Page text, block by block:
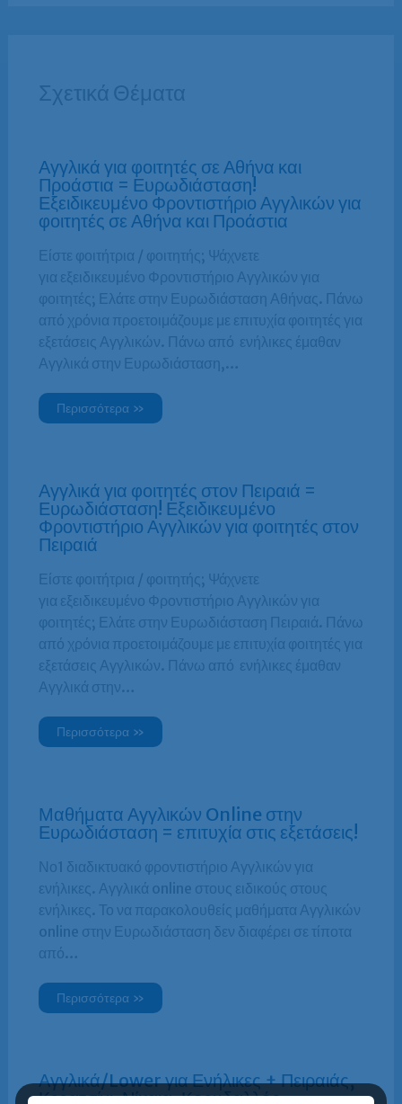
Σχετικά Θέματα
Αγγλικά για φοιτητές σε Αθήνα και
Προάστια = Ευρωδιάσταση!
Εξειδικευμένο Φροντιστήριο Αγγλικών για
φοιτητές σε Αθήνα και Προάστια
Είστε φοιτήτρια / φοιτητής; Ψάχνετε
για εξειδικευμένο Φροντιστήριο Αγγλικών για
φοιτητές; Ελάτε στην Ευρωδιάσταση Αθήνας. Πάνω
από χρόνια προετοιμάζουμε με επιτυχία φοιτητές για
εξετάσεις Αγγλικών. Πάνω από ενήλικες έμαθαν
Αγγλικά στην Ευρωδιάσταση,…
Περισσότερα »
Αγγλικά για φοιτητές στον Πειραιά =
Ευρωδιάσταση! Εξειδικευμένο
Φροντιστήριο Αγγλικών για φοιτητές στον
Πειραιά
Είστε φοιτήτρια / φοιτητής; Ψάχνετε
για εξειδικευμένο Φροντιστήριο Αγγλικών για
φοιτητές; Ελάτε στην Ευρωδιάσταση Πειραιά. Πάνω
από χρόνια προετοιμάζουμε με επιτυχία φοιτητές για
εξετάσεις Αγγλικών. Πάνω από ενήλικες έμαθαν
Αγγλικά στην…
Περισσότερα »
Μαθήματα Αγγλικών Online στην
Ευρωδιάσταση = επιτυχία στις εξετάσεις!
Νο1 διαδικτυακό φροντιστήριο Αγγλικών για
ενήλικες. Αγγλικά online στους ειδικούς στους
ενήλικες. Το να παρακολουθείς μαθήματα Αγγλικών
online στην Ευρωδιάσταση δεν διαφέρει σε τίποτα
από…
Περισσότερα »
Αγγλικά/Lower για Ενήλικες + Πειραιάς,
Κερατσίνι, Νίκαια, Κορυδαλλός,